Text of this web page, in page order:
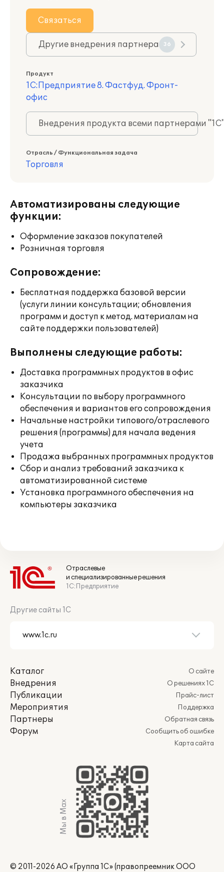
Связаться
Другие внедрения партнера 36
Продукт
1С:Предприятие 8. Фастфуд. Фронт-
офис
Внедрения продукта всеми партнерами
Отрасль / Функциональная задача
Торговля
Автоматизированы следующие
функции:
Оформление заказов покупателей
Розничная торговля
Сопровождение:
Бесплатная поддержка базовой версии
(услуги линии консультации; обновления
программ и доступ к метод. материалам на
сайте поддержки пользователей)
Выполнены следующие работы:
Доставка программных продуктов в офис
заказчика
Консультации по выбору программного
обеспечения и вариантов его сопровождения
Начальные настройки типового/отраслевого
решения (программы) для начала ведения
учета
Продажа выбранных программных продуктов
Сбор и анализ требований заказчика к
автоматизированной системе
Установка программного обеспечения на
компьютеры заказчика
Отраслевые
и специализированные решения
1С:Предприятие
Другие сайты 1С
Каталог
Внедрения
Публикации
Мероприятия
Партнеры
Форум
О сайте
О решениях 1С
Прайс-лист
Поддержка
Обратная связь
Сообщить об ошибке
Карта сайта
Мы в Max
© 2011-2026 АО «Группа 1С» (правопреемник ООО